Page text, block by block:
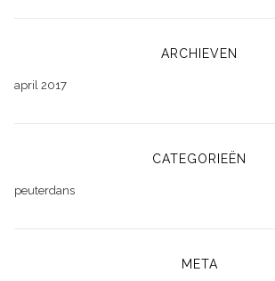
ARCHIEVEN
april 2017
CATEGORIEËN
peuterdans
META